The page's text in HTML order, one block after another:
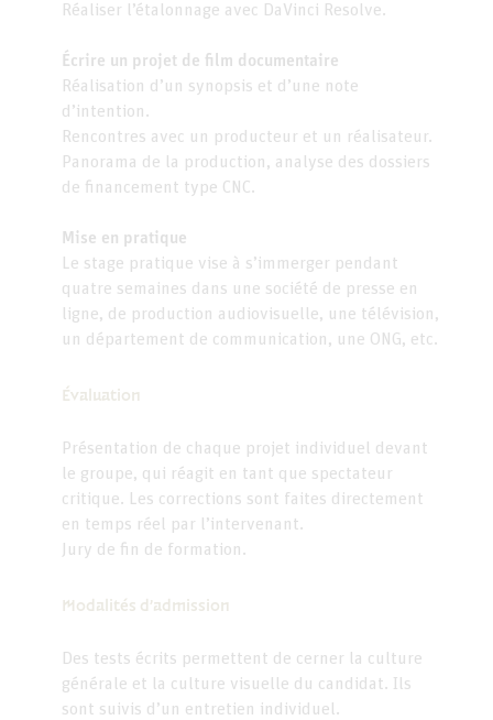
Réaliser l’étalonnage avec DaVinci Resolve.
Écrire un projet de film documentaire
Réalisation d’un synopsis et d’une note
d’intention.
Rencontres avec un producteur et un réalisateur.
Panorama de la production, analyse des dossiers
de financement type CNC.
Mise en pratique
Le stage pratique vise à s’immerger pendant
quatre semaines dans une société de presse en
ligne, de production audiovisuelle, une télévision,
un département de communication, une ONG, etc.
Évaluation
Présentation de chaque projet individuel devant
le groupe, qui réagit en tant que spectateur
critique. Les corrections sont faites directement
en temps réel par l’intervenant.
Jury de fin de formation.
Modalités d’admission
Des tests écrits permettent de cerner la culture
générale et la culture visuelle du candidat. Ils
sont suivis d’un entretien individuel.